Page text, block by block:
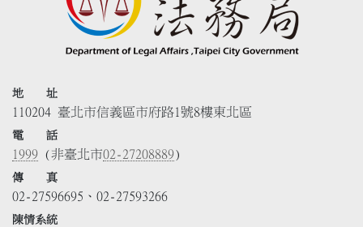
地 址
110204 臺北市信義區市府路1號8樓東北區
電 話
1999 (非臺北市02-27208889)
傳 真
02-27596695、02-27593266
陳情系統